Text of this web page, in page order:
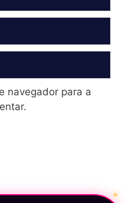
navegador para a